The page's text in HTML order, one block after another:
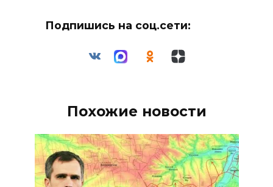
Подпишись на соц.сети:
Похожие новости